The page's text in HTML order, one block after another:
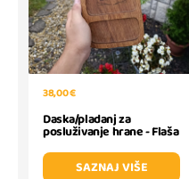
38,00 €
Daska/pladanj za
posluživanje hrane - Flaša
SAZNAJ VIŠE